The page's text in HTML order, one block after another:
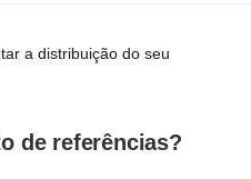
a distribuição do seu
de referências?